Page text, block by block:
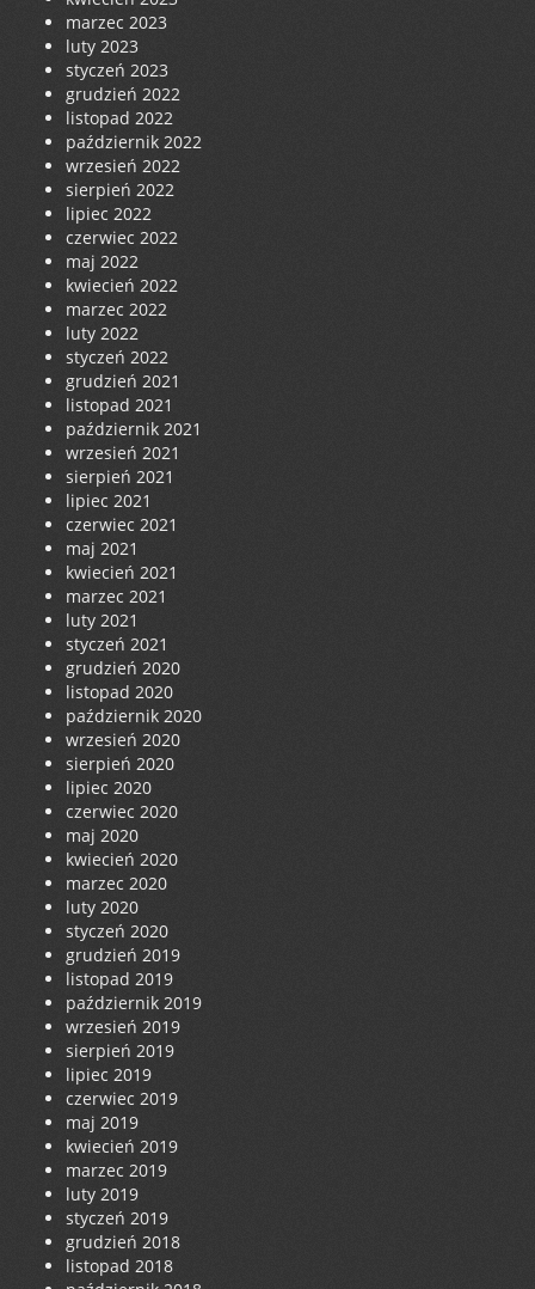
marzec 2023
luty 2023
styczeń 2023
grudzień 2022
listopad 2022
październik 2022
wrzesień 2022
sierpień 2022
lipiec 2022
czerwiec 2022
maj 2022
kwiecień 2022
marzec 2022
luty 2022
styczeń 2022
grudzień 2021
listopad 2021
październik 2021
wrzesień 2021
sierpień 2021
lipiec 2021
czerwiec 2021
maj 2021
kwiecień 2021
marzec 2021
luty 2021
styczeń 2021
grudzień 2020
listopad 2020
październik 2020
wrzesień 2020
sierpień 2020
lipiec 2020
czerwiec 2020
maj 2020
kwiecień 2020
marzec 2020
luty 2020
styczeń 2020
grudzień 2019
listopad 2019
październik 2019
wrzesień 2019
sierpień 2019
lipiec 2019
czerwiec 2019
maj 2019
kwiecień 2019
marzec 2019
luty 2019
styczeń 2019
grudzień 2018
listopad 2018